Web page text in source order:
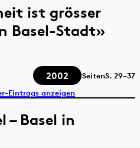
ist grösser
Basel-Stadt»
2002 SeitenS. 29–37
Eintrags anzeigen
– Basel in